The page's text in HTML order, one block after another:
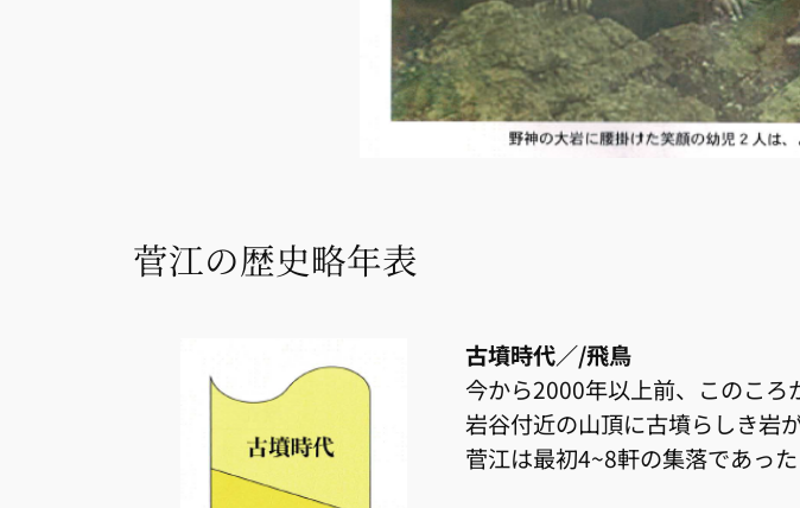
菅江の歴史略年表
古墳時代／/飛鳥
今から2000年以上前、このこ
岩谷付近の山頂に古墳らしき岩
菅江は最初4~8軒の集落であった